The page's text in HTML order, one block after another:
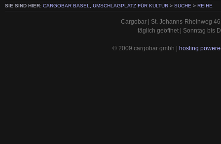
SIE SIND HIER: CARGOBAR BASEL, UMSCHLAGPLATZ FÜR KULTUR > SUCHE > REIHE
Cargobar | St. Johanns-Rheinweg
täglich geöffnet | Sonntag bis
© 2009 cargobar gmbh | hosting